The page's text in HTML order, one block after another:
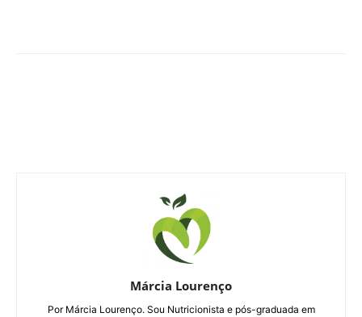
Márcia Lourenço
Por Márcia Lourenço. Sou Nutricionista e pós-graduada em